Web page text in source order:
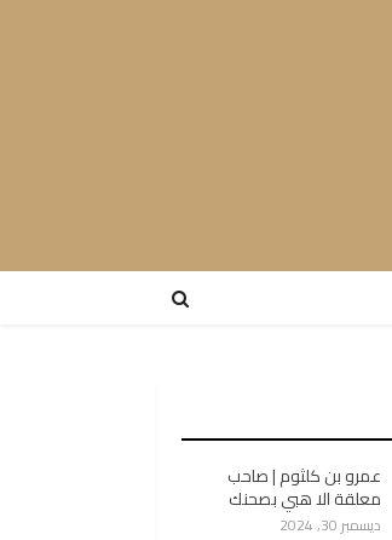
عمرو بن كلثوم | صاحب
معلقة الا هبي بصحنك
ديسمبر 30, 2024